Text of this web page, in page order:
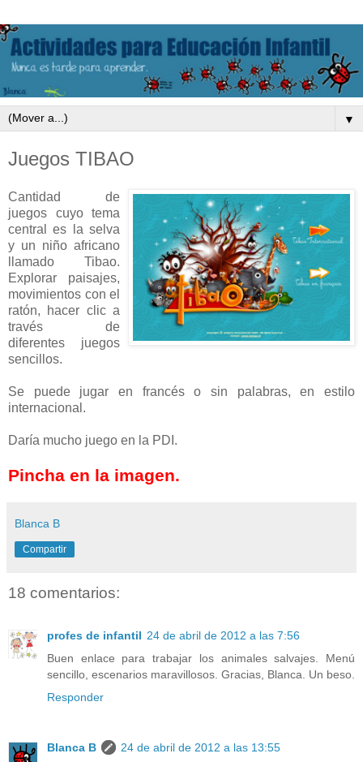
▼
Juegos TIBAO
Cantidad de
juegos cuyo tema
central es la selva
y un niño africano
llamado Tibao.
Explorar paisajes,
movimientos con el
ratón, hacer clic a
través de
diferentes juegos
sencillos.
Se puede jugar en francés o sin palabras, en estilo
internacional.
Daría mucho juego en la PDI.
Pincha en la imagen.
Blanca B
Compartir
18 comentarios:
profes de infantil 24 de abril de 2012 a las 7:56
Buen enlace para trabajar los animales salvajes. Menú
sencillo, escenarios maravillosos. Gracias, Blanca. Un beso.
Responder
Blanca B
24 de abril de 2012 a las 13:55